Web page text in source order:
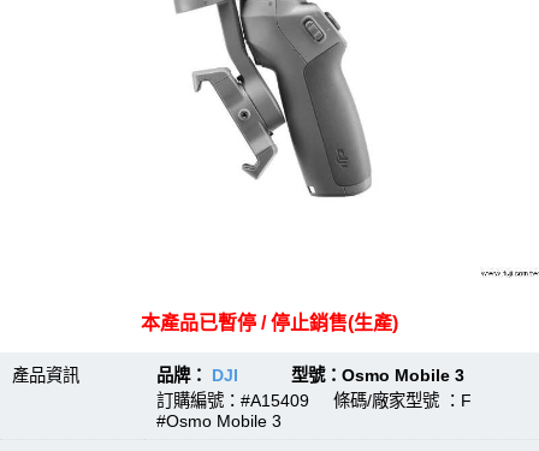
本產品已暫停 / 停止銷售(生產)
產品資訊 品牌： DJI 型號：Osmo Mobile 3
訂購編號：#A15409 條碼/廠家型號 ：F
#Osmo Mobile 3